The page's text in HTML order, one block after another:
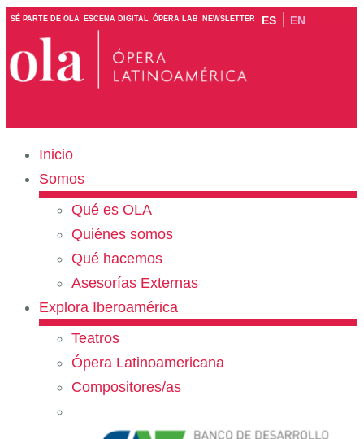
SÉ PARTE DE OLA ESCENA DIGITAL ÓPERA LAB NEWSLETTER ES EN
Inicio
Somos
Qué es OLA
Quiénes somos
Qué hacemos
Asesorías Externas
Explora Iberoamérica
Teatros
Ópera Latinoamericana
Compositores/as